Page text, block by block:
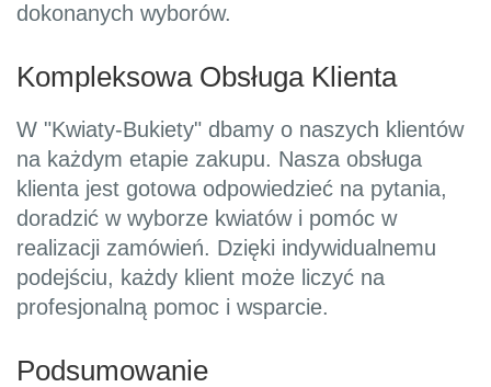
dokonanych wyborów.
Kompleksowa Obsługa Klienta
W "Kwiaty-Bukiety" dbamy o naszych klientów
na każdym etapie zakupu. Nasza obsługa
klienta jest gotowa odpowiedzieć na pytania,
doradzić w wyborze kwiatów i pomóc w
realizacji zamówień. Dzięki indywidualnemu
podejściu, każdy klient może liczyć na
profesjonalną pomoc i wsparcie.
Podsumowanie